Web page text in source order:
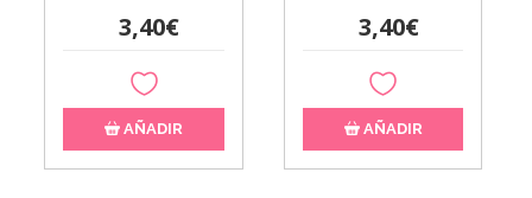
3,40€
AÑADIR
3,40€
AÑADIR